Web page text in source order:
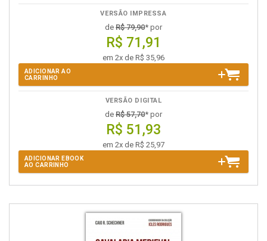
VERSÃO IMPRESSA
de R$ 79,90* por
R$ 71,91
em 2x de R$ 35,96
ADICIONAR AO
CARRINHO
VERSÃO DIGITAL
de R$ 57,70* por
R$ 51,93
em 2x de R$ 25,97
ADICIONAR EBOOK
AO CARRINHO